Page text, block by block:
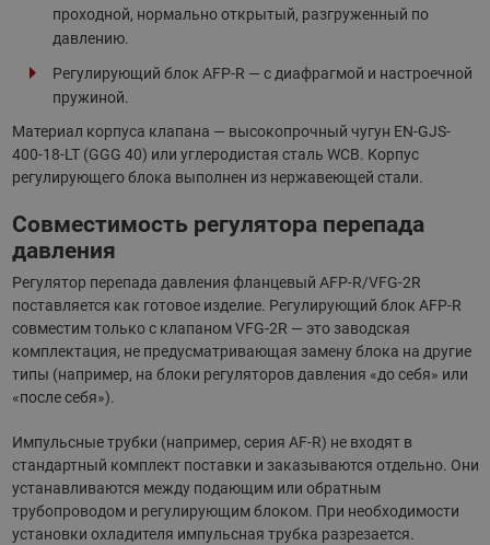
проходной, нормально открытый, разгруженный по
давлению.
Регулирующий блок AFP-R — с диафрагмой и настроечной
пружиной.
Материал корпуса клапана — высокопрочный чугун EN-GJS-
400-18-LT (GGG 40) или углеродистая сталь WCB. Корпус
регулирующего блока выполнен из нержавеющей стали.
Совместимость регулятора перепада
давления
Регулятор перепада давления фланцевый AFP-R/VFG-2R
поставляется как готовое изделие. Регулирующий блок AFP-R
совместим только с клапаном VFG-2R — это заводская
комплектация, не предусматривающая замену блока на другие
типы (например, на блоки регуляторов давления «до себя» или
«после себя»).
Импульсные трубки (например, серия AF-R) не входят в
стандартный комплект поставки и заказываются отдельно. Они
устанавливаются между подающим или обратным
трубопроводом и регулирующим блоком. При необходимости
установки охладителя импульсная трубка разрезается.